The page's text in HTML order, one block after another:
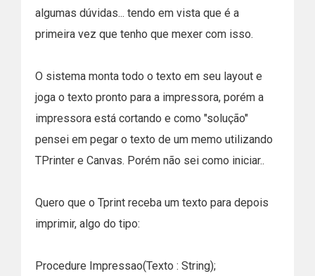
algumas dúvidas... tendo em vista que é a
primeira vez que tenho que mexer com isso.
O sistema monta todo o texto em seu layout e
joga o texto pronto para a impressora, porém a
impressora está cortando e como "solução"
pensei em pegar o texto de um memo utilizando
TPrinter e Canvas. Porém não sei como iniciar..
Quero que o Tprint receba um texto para depois
imprimir, algo do tipo:
Procedure Impressao(Texto : String);